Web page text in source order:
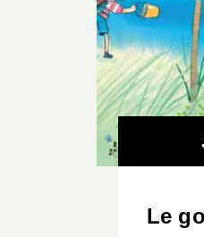
Le